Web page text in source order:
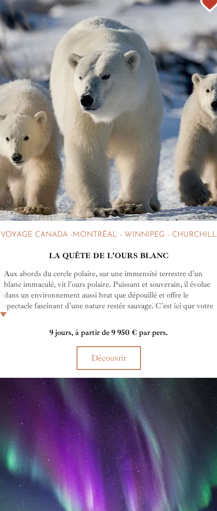
VOYAGE CANADA -MONTRÉAL - WINNIPEG - CHURCHILL
LA QUÊTE DE L'OURS BLANC
Aux abords du cercle polaire, sur une immensité terrestre d'un
blanc immaculé, vit l'ours polaire. Puissant et souverain, il évolue
dans un environnement aussi brut que dépouillé et offre le
spectacle fascinant d'une nature restée sauvage. C'est ici que votre
imaginaire rencontre cette réalité se heurte à une réalité
saisissante et que les rêves d'enfants se réalisent. Êtes-vous prêts
pour cette rencontre du troisième type ?
9 jours, à partir de 9 950 € par pers.
Découvrir